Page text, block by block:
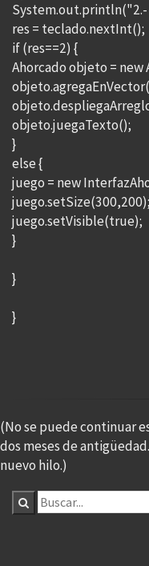
res = teclado.nextInt();
if (res==2) {
Ahorcado objeto = new
objeto.juegaTexto();
}
else {
juego = new
juego.setSize(300,200);
juego.setVisible(true);
}
}
}
(No se puede continuar
dos meses de
nuevo hilo.)